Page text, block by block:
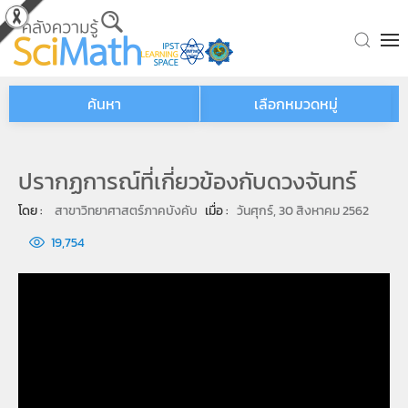
Skip to main content
ค้นหา เลือกหมวดหมู่
ปรากฏการณ์ที่เกี่ยวข้องกับดวงจันทร์
โดย : สาขาวิทยาศาสตร์ภาคบังคับ เมื่อ : วันศุกร์, 30 สิงหาคม 2562
19,754